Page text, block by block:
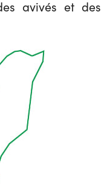
avivés et des